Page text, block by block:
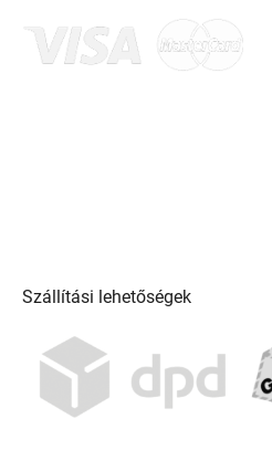
Szállítási lehetőségek